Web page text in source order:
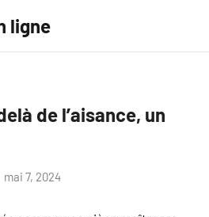
ligne
de l’aisance, un
mai 7, 2024